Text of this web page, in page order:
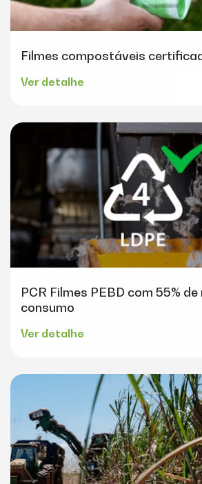
Filmes compostáveis
Ver detalhe
PCR Filmes PEBD com 55%
consumo
Ver detalhe